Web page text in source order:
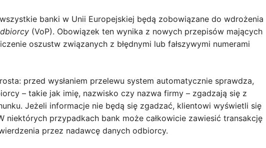
banki w Unii Europejskiej będą zobowiązane do wdrożenia
(VoP). Obowiązek ten wynika z nowych przepisów mających
oszustw związanych z błędnymi lub fałszywymi numerami
przed wysłaniem przelewu system automatycznie sprawdza,
– takie jak imię, nazwisko czy nazwa firmy – zgadzają się z
Jeżeli informacje nie będą się zgadzać, klientowi wyświetli się
niektórych przypadkach bank może całkowicie zawiesić transakcję
przez nadawcę danych odbiorcy.